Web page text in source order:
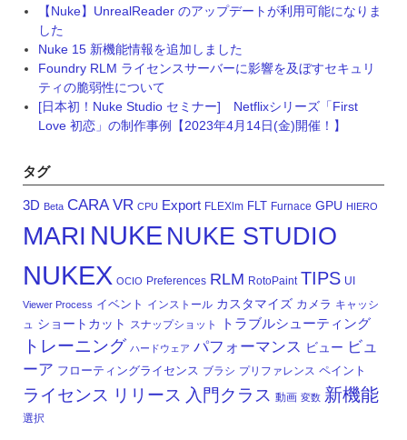
【Nuke】UnrealReader のアップデートが利用可能になりま
した
Nuke 15 新機能情報を追加しました
Foundry RLM ライセンスサーバーに影響を及ぼすセキュリ
ティの脆弱性について
[日本初！Nuke Studio セミナー] Netflixシリーズ「First
Love 初恋」の制作事例【2023年4月14日(金)開催！】
タグ
3D Beta CARA VR CPU Export FLEXlm FLT Furnace GPU HIERO
MARI NUKE NUKE STUDIO
NUKEX OCIO Preferences RLM RotoPaint TIPS UI
Viewer Process イベント インストール カスタマイズ カメラ キャッシ
ュ ショートカット スナップショット トラブルシューティング
トレーニング ハードウェア パフォーマンス ビュー ビュ
ーア フローティングライセンス ブラシ プリファレンス ペイント
ライセンス リリース 入門クラス 動画 変数 新機能
選択